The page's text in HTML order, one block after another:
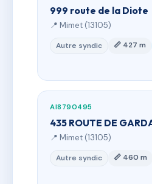
999 route de la Diote
📍 Mimet (13105)
Autre syndic 📏 427 m
AI8790495
435 ROUTE DE
📍 Mimet (13105)
Autre syndic 📏 460 m